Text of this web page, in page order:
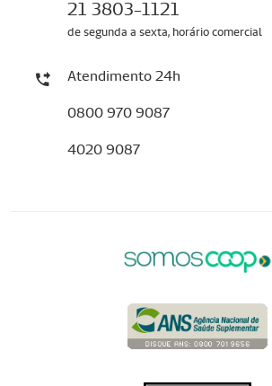
21 3803-1121
de segunda a sexta, horário comercial
Atendimento 24h
0800 970 9087
4020 9087